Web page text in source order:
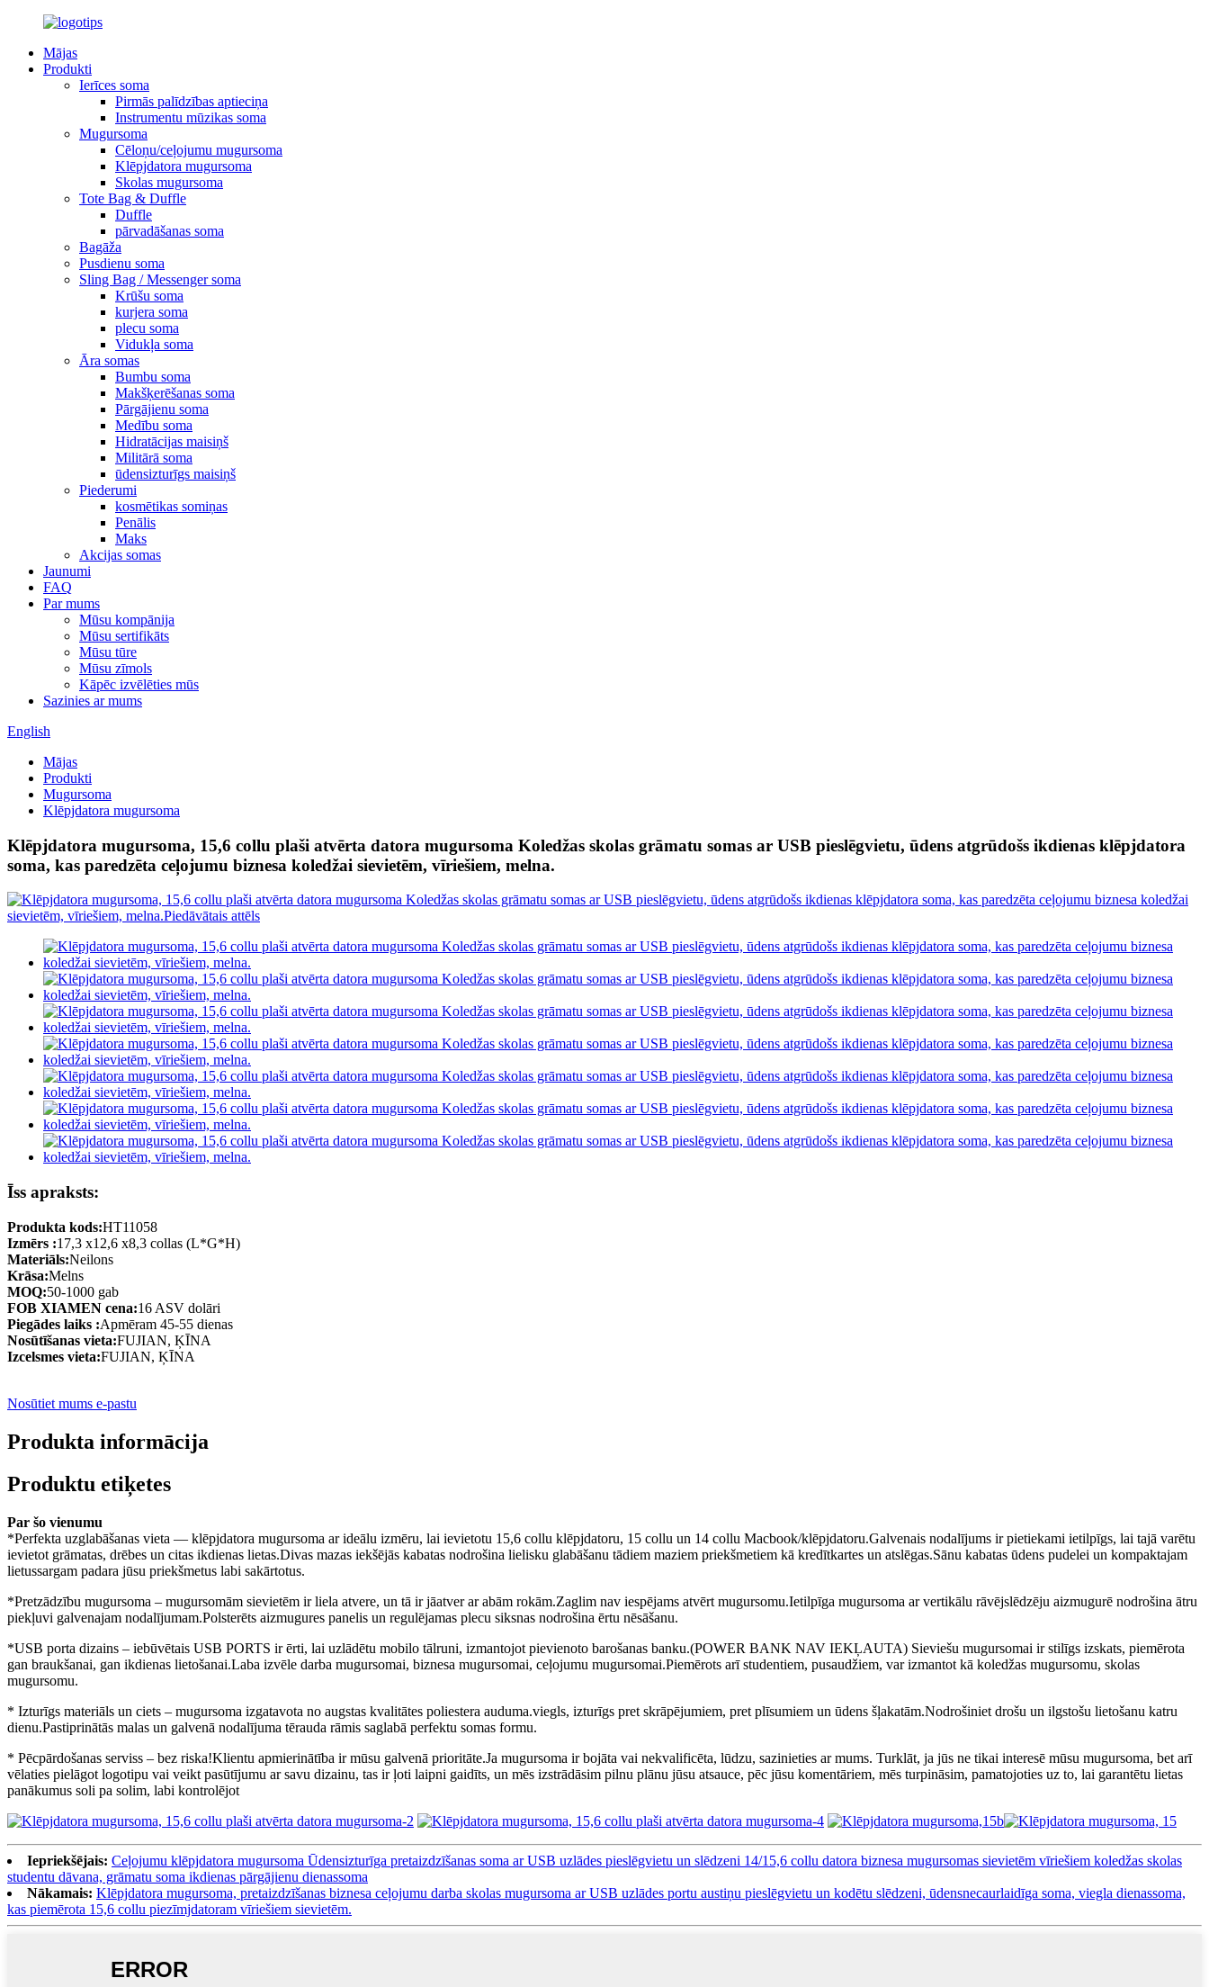
Mājas
Produkti
Ierīces soma
Pirmās palīdzības aptieciņa
Instrumentu mūzikas soma
Mugursoma
Cēloņu/ceļojumu mugursoma
Klēpjdatora mugursoma
Skolas mugursoma
Tote Bag & Duffle
Duffle
pārvadāšanas soma
Bagāža
Pusdienu soma
Sling Bag / Messenger soma
Krūšu soma
kurjera soma
plecu soma
Vidukļa soma
Āra somas
Bumbu soma
Makšķerēšanas soma
Pārgājienu soma
Medību soma
Hidratācijas maisiņš
Militārā soma
ūdensizturīgs maisiņš
Piederumi
kosmētikas somiņas
Penālis
Maks
Akcijas somas
Jaunumi
FAQ
Par mums
Mūsu kompānija
Mūsu sertifikāts
Mūsu tūre
Mūsu zīmols
Kāpēc izvēlēties mūs
Sazinies ar mums
English
Mājas
Produkti
Mugursoma
Klēpjdatora mugursoma
Klēpjdatora mugursoma, 15,6 collu plaši atvērta datora mugursoma Koledžas skolas grāmatu somas ar USB pieslēgvietu, ūdens atgrūdošs ikdienas klēpjdatora
soma, kas paredzēta ceļojumu biznesa koledžai sievietēm, vīriešiem, melna.
Īss apraksts:
Produkta kods:HT11058
Izmērs :17,3 x12,6 x8,3 collas (L*G*H)
Materiāls:Neilons
Krāsa:Melns
MOQ:50-1000 gab
FOB XIAMEN cena:16 ASV dolāri
Piegādes laiks :Apmēram 45-55 dienas
Nosūtīšanas vieta:FUJIAN, ĶĪNA
Izcelsmes vieta:FUJIAN, ĶĪNA
Nosūtiet mums e-pastu
Produkta informācija
Produktu etiķetes
Par šo vienumu
*Perfekta uzglabāšanas vieta — klēpjdatora mugursoma ar ideālu izmēru, lai ievietotu 15,6 collu klēpjdatoru, 15 collu un 14 collu Macbook/klēpjdatoru.Galvenais nodalījums ir pietiekami ietilpīgs, lai tajā varētu
ievietot grāmatas, drēbes un citas ikdienas lietas.Divas mazas iekšējās kabatas nodrošina lielisku glabāšanu tādiem maziem priekšmetiem kā kredītkartes un atslēgas.Sānu kabatas ūdens pudelei un kompaktajam
lietussargam padara jūsu priekšmetus labi sakārtotus.
*Pretzādzību mugursoma – mugursomām sievietēm ir liela atvere, un tā ir jāatver ar abām rokām.Zaglim nav iespējams atvērt mugursomu.Ietilpīga mugursoma ar vertikālu rāvējslēdzēju aizmugurē nodrošina ātru
piekļuvi galvenajam nodalījumam.Polsterēts aizmugures panelis un regulējamas plecu siksnas nodrošina ērtu nēsāšanu.
*USB porta dizains – iebūvētais USB PORTS ir ērti, lai uzlādētu mobilo tālruni, izmantojot pievienoto barošanas banku.(POWER BANK NAV IEKĻAUTA) Sieviešu mugursomai ir stilīgs izskats, piemērota
gan braukšanai, gan ikdienas lietošanai.Laba izvēle darba mugursomai, biznesa mugursomai, ceļojumu mugursomai.Piemērots arī studentiem, pusaudžiem, var izmantot kā koledžas mugursomu, skolas
mugursomu.
* Izturīgs materiāls un ciets – mugursoma izgatavota no augstas kvalitātes poliestera auduma.viegls, izturīgs pret skrāpējumiem, pret plīsumiem un ūdens šļakatām.Nodrošiniet drošu un ilgstošu lietošanu katru
dienu.Pastiprinātās malas un galvenā nodalījuma tērauda rāmis saglabā perfektu somas formu.
* Pēcpārdošanas serviss – bez riska!Klientu apmierinātība ir mūsu galvenā prioritāte.Ja mugursoma ir bojāta vai nekvalificēta, lūdzu, sazinieties ar mums. Turklāt, ja jūs ne tikai interesē mūsu mugursoma, bet arī
vēlaties pielāgot logotipu vai veikt pasūtījumu ar savu dizainu, tas ir ļoti laipni gaidīts, un mēs izstrādāsim pilnu plānu jūsu atsauce, pēc jūsu komentāriem, mēs turpināsim, pamatojoties uz to, lai garantētu lietas
panākumus soli pa solim, labi kontrolējot
Iepriekšējais: Ceļojumu klēpjdatora mugursoma Ūdensizturīga pretaizdzīšanas soma ar USB uzlādes pieslēgvietu un slēdzeni 14/15,6 collu datora biznesa mugursomas sievietēm vīriešiem koledžas skolas
studentu dāvana, grāmatu soma ikdienas pārgājienu dienassoma
Nākamais: Klēpjdatora mugursoma, pretaizdzīšanas biznesa ceļojumu darba skolas mugursoma ar USB uzlādes portu austiņu pieslēgvietu un kodētu slēdzeni, ūdensnecaurlaidīga soma, viegla dienassoma,
kas piemērota 15,6 collu piezīmjdatoram vīriešiem sievietēm.